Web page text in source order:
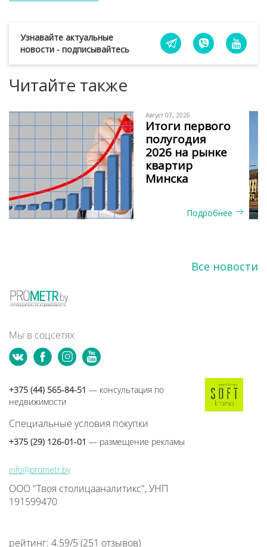
Узнавайте актуальные
новости - подписывайтесь
Читайте также
Август 07, 2026
Итоги первого
полугодия
2026 на рынке
квартир
Минска
Подробнее
Все новости
Мы в соцсетях
+375 (44) 565-84-51 — консультация по
недвижимости
Специальные условия покупки
+375 (29) 126-01-01 — размещение рекламы
info@prometr.by
ООО "Твоя столицааналитикс", УНП
191599470
рейтинг: 4.59/5 (251 отзывов)